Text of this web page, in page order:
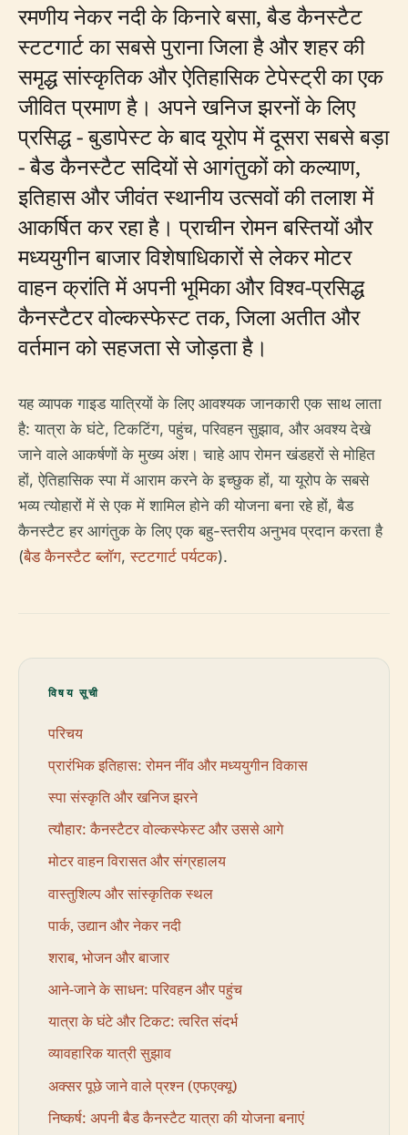
रमणीय नेकर नदी के किनारे बसा, बैड कैनस्टैट
स्टटगार्ट का सबसे पुराना जिला है और शहर की
समृद्ध सांस्कृतिक और ऐतिहासिक टेपेस्ट्री का एक
जीवित प्रमाण है। अपने खनिज झरनों के लिए
प्रसिद्ध - बुडापेस्ट के बाद यूरोप में दूसरा सबसे बड़ा
- बैड कैनस्टैट सदियों से आगंतुकों को कल्याण,
इतिहास और जीवंत स्थानीय उत्सवों की तलाश में
आकर्षित कर रहा है। प्राचीन रोमन बस्तियों और
मध्ययुगीन बाजार विशेषाधिकारों से लेकर मोटर
वाहन क्रांति में अपनी भूमिका और विश्व-प्रसिद्ध
कैनस्टैटर वोल्कस्फेस्ट तक, जिला अतीत और
वर्तमान को सहजता से जोड़ता है।
यह व्यापक गाइड यात्रियों के लिए आवश्यक जानकारी एक साथ लाता
है: यात्रा के घंटे, टिकटिंग, पहुंच, परिवहन सुझाव, और अवश्य देखे
जाने वाले आकर्षणों के मुख्य अंश। चाहे आप रोमन खंडहरों से मोहित
हों, ऐतिहासिक स्पा में आराम करने के इच्छुक हों, या यूरोप के सबसे
भव्य त्योहारों में से एक में शामिल होने की योजना बना रहे हों, बैड
कैनस्टैट हर आगंतुक के लिए एक बहु-स्तरीय अनुभव प्रदान करता है
(बैड कैनस्टैट ब्लॉग,स्टटगार्ट पर्यटक).
विषय सूची
परिचय
प्रारंभिक इतिहास: रोमन नींव और मध्ययुगीन विकास
स्पा संस्कृति और खनिज झरने
त्यौहार: कैनस्टैटर वोल्कस्फेस्ट और उससे आगे
मोटर वाहन विरासत और संग्रहालय
वास्तुशिल्प और सांस्कृतिक स्थल
पार्क, उद्यान और नेकर नदी
शराब, भोजन और बाजार
आने-जाने के साधन: परिवहन और पहुंच
यात्रा के घंटे और टिकट: त्वरित संदर्भ
व्यावहारिक यात्री सुझाव
अक्सर पूछे जाने वाले प्रश्न (एफएक्यू)
निष्कर्ष: अपनी बैड कैनस्टैट यात्रा की योजना बनाएं